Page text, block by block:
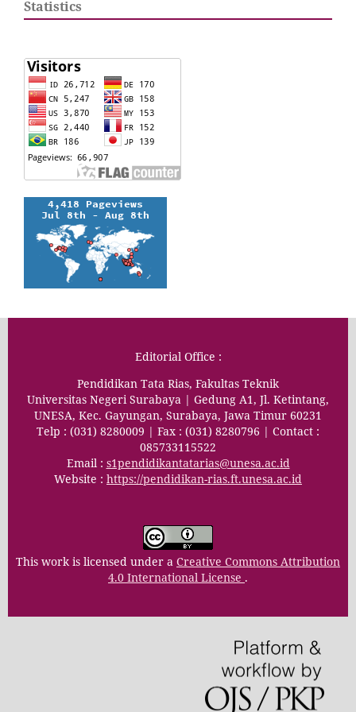
Statistics
Editorial Office :
Pendidikan Tata Rias, Fakultas Teknik
Universitas Negeri Surabaya | Gedung A1, Jl. Ketintang,
UNESA, Kec. Gayungan, Surabaya, Jawa Timur 60231
Telp : (031) 8280009 | Fax : (031) 8280796 | Contact :
085733115522
Email : s1pendidikantatarias@unesa.ac.id
Website : https://pendidikan-rias.ft.unesa.ac.id
This work is licensed under a Creative Commons Attribution
4.0 International License .